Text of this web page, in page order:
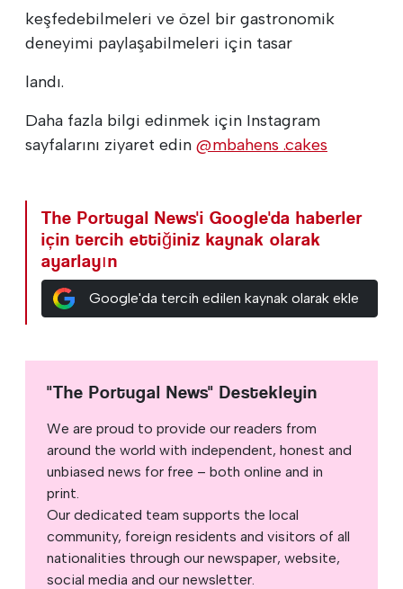
keşfedebilmeleri ve özel bir gastronomik
deneyimi paylaşabilmeleri için tasar
landı.
Daha fazla bilgi edinmek için Instagram
sayfalarını ziyaret edin @mbahens .cakes
The Portugal News'i Google'da haberler
için tercih ettiğiniz kaynak olarak
ayarlayın
Google'da tercih edilen kaynak olarak ekle
"The Portugal News" Destekleyin
We are proud to provide our readers from
around the world with independent, honest and
unbiased news for free – both online and in
print.
Our dedicated team supports the local
community, foreign residents and visitors of all
nationalities through our newspaper, website,
social media and our newsletter.